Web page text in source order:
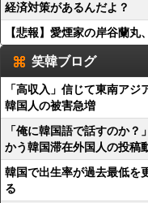
経済対策があるんだよ？
【悲報】愛煙家の岸谷蘭丸
笑韓ブログ
「高収入」信じて東南ア
韓国人の被害急増
「俺に韓国語で話すのか
かう韓国滞在外国人の投稿
韓国で出生率が過去最低を
る